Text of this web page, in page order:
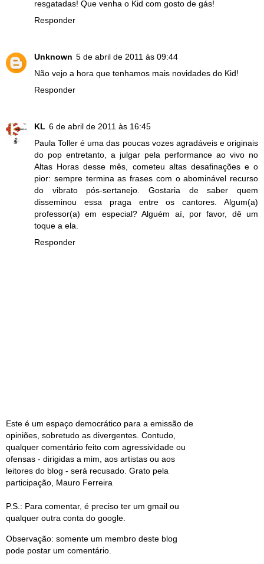
resgatadas! Que venha o Kid com gosto de gás!
Responder
Unknown 5 de abril de 2011 às 09:44
Não vejo a hora que tenhamos mais novidades do Kid!
Responder
KL 6 de abril de 2011 às 16:45
Paula Toller é uma das poucas vozes agradáveis e originais
do pop entretanto, a julgar pela performance ao vivo no
Altas Horas desse mês, cometeu altas desafinações e o
pior: sempre termina as frases com o abominável recurso
do vibrato pós-sertanejo. Gostaria de saber quem
disseminou essa praga entre os cantores. Algum(a)
professor(a) em especial? Alguém aí, por favor, dê um
toque a ela.
Responder
Este é um espaço democrático para a emissão de
opiniões, sobretudo as divergentes. Contudo,
qualquer comentário feito com agressividade ou
ofensas - dirigidas a mim, aos artistas ou aos
leitores do blog - será recusado. Grato pela
participação, Mauro Ferreira
P.S.: Para comentar, é preciso ter um gmail ou
qualquer outra conta do google.
Observação: somente um membro deste blog
pode postar um comentário.